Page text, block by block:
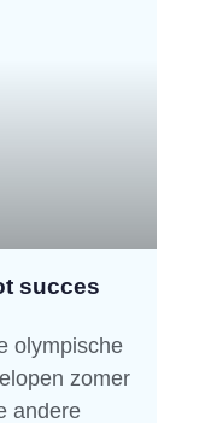
succes
olympische
zomer
andere